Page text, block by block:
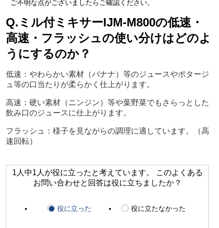
ご不明な点がございましたらご確認ください。
Q.ミル付ミキサーIJM-M800の低速・
高速・フラッシュの使い分けはどのよ
うにするのか？
低速：やわらかい素材（バナナ）等のジュースやポタージ
ュ等の口当たりが柔らかく仕上がります。
高速：硬い素材（ニンジン）等や葉野菜でもさらっとした
飲み口のジュースに仕上がります。
フラッシュ：様子を見ながらの調理に適しています。（高
速回転）
1人中1人が役に立ったと考えています。 このよくある
お問い合わせと回答は役に立ちましたか？
役に立った 役に立たなかった